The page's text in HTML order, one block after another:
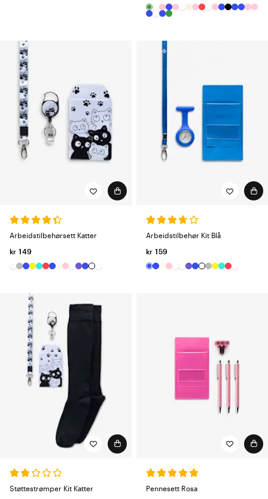
Arbeidstilbehørsett Katter
kr 149
Arbeidstilbehør Kit Blå
kr 159
Støttestrømper Kit Katter
Pennesett Rosa